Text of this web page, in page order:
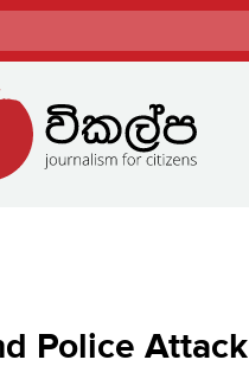
Police Attack